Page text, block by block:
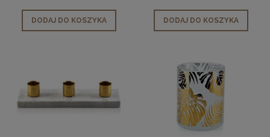
DODAJ DO KOSZYKA DODAJ DO KOSZYKA